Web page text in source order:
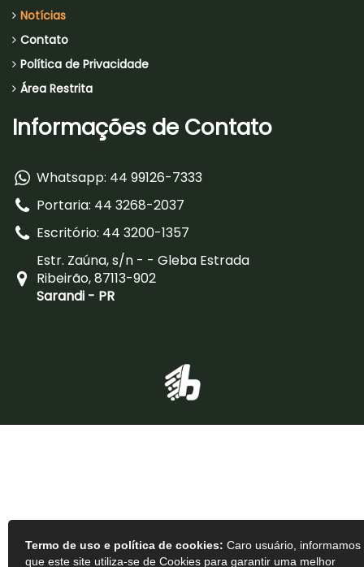
Termo de uso e política de cookies: Caro usuário, informamos
que este site utiliza-se de Cookies para garantir uma melhor
Notícias
Contato
Política de Privacidade
Área Restrita
Informações de Contato
Whatsapp: 44 99126-7333
Portaria: 44 3268-2037
Escritório: 44 3200-1357
Estr. Zaúna, s/n - - Gleba Estrada
Ribeirão, 87113-902
Sarandi - PR